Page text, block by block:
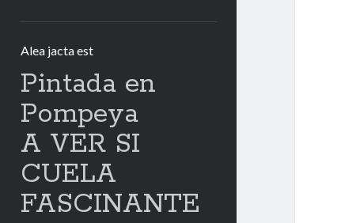
Alea jacta est
Pintada en
Pompeya
A VER SI
CUELA
FASCINANTE